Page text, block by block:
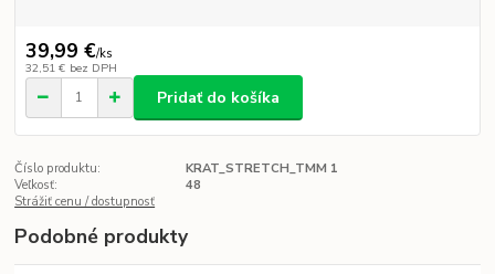
39,99 €/ks
32,51 € bez DPH
Pridať do košíka
Číslo produktu:
KRAT_STRETCH_TMM 1
Veľkosť:
48
Strážiť cenu / dostupnosť
Podobné produkty